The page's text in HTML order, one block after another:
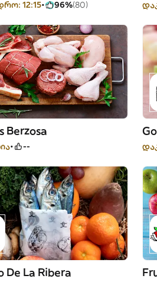
12:15 96%(80)
Berzosa
--
De La Ribera